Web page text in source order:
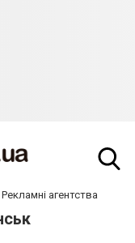
Рекламні агентства